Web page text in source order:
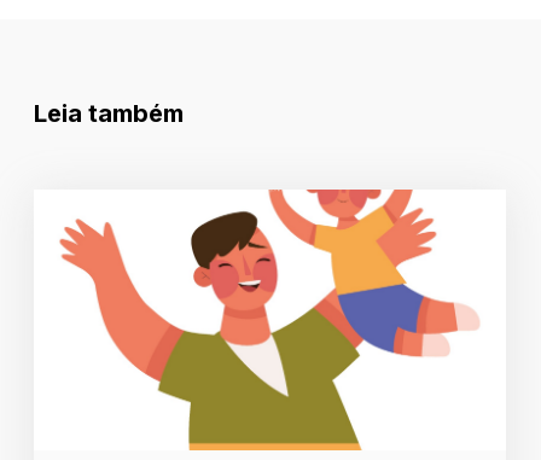
Leia também